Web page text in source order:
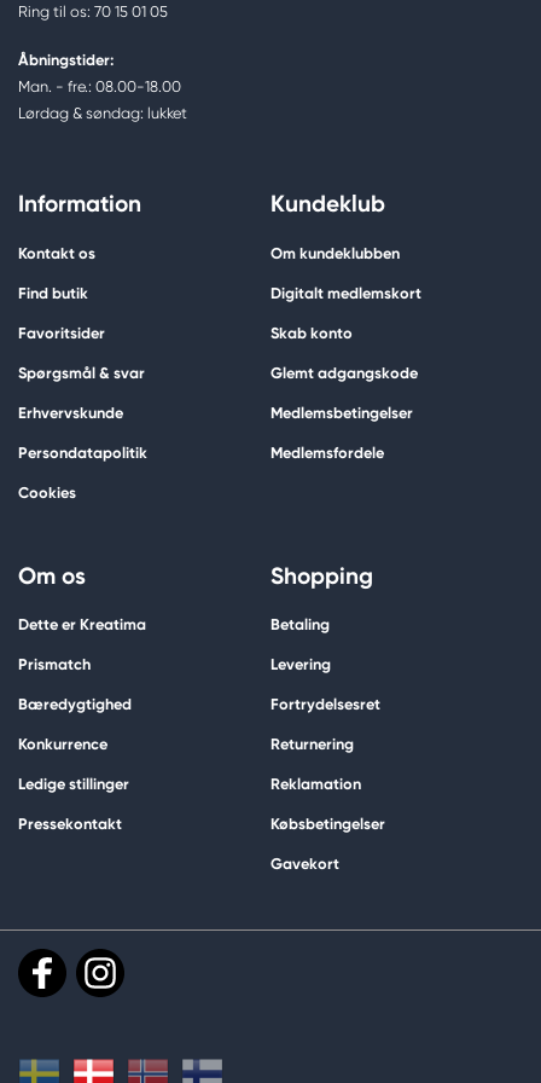
Ring til os: 70 15 01 05
Åbningstider:
Man. - fre.: 08.00-18.00
Lørdag & søndag: lukket
Information
Kontakt os
Find butik
Favoritsider
Spørgsmål & svar
Erhvervskunde
Persondatapolitik
Cookies
Kundeklub
Om kundeklubben
Digitalt medlemskort
Skab konto
Glemt adgangskode
Medlemsbetingelser
Medlemsfordele
Om os
Dette er Kreatima
Prismatch
Bæredygtighed
Konkurrence
Ledige stillinger
Pressekontakt
Shopping
Betaling
Levering
Fortrydelsesret
Returnering
Reklamation
Købsbetingelser
Gavekort